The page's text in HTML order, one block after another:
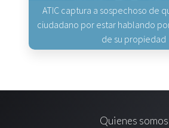
ATIC captura a sospechoso de
ciudadano por estar hablando
de su propiedad
Quienes somos